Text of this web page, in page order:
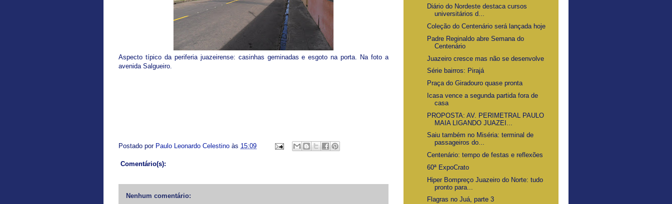
Aspecto típico da periferia juazeirense: casinhas geminadas e esgoto na porta. Na foto a
avenida Salgueiro.
Postado por Paulo Leonardo Celestino às 15:09
Comentário(s):
Nenhum comentário:
Diário do Nordeste destaca cursos
universitários d...
Coleção do Centenário será lançada hoje
Padre Reginaldo abre Semana do
Centenário
Juazeiro cresce mas não se desenvolve
Série bairros: Pirajá
Praça do Giradouro quase pronta
Icasa vence a segunda partida fora de
casa
PROPOSTA: AV. PERIMETRAL PAULO
MAIA LIGANDO JUAZEI...
Saiu também no Miséria: terminal de
passageiros do...
Centenário: tempo de festas e reflexões
60ª ExpoCrato
Hiper Bompreço Juazeiro do Norte: tudo
pronto para...
Flagras no Juá, parte 3